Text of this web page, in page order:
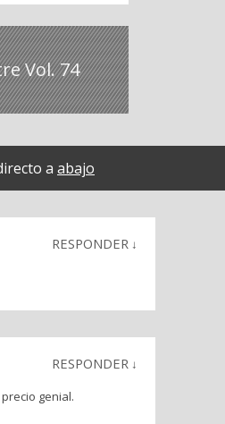
Vol. 74
a abajo
RESPONDER ↓
RESPONDER ↓
genial.